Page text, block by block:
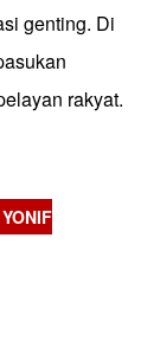
genting. Di
rakyat.